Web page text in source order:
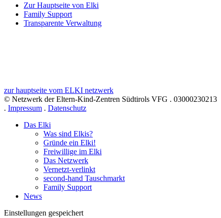
Zur Hauptseite von Elki
Family Support
Transparente Verwaltung
zur hauptseite vom ELKI netzwerk
© Netzwerk der Eltern-Kind-Zentren Südtirols VFG . 03000230213
. Impressum . Datenschutz
Das Elki
Was sind Elkis?
Gründe ein Elki!
Freiwillige im Elki
Das Netzwerk
Vernetzt-verlinkt
second-hand Tauschmarkt
Family Support
News
Einstellungen gespeichert